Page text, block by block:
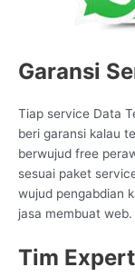
Garansi
Tiap service Data
beri garansi kalau
berwujud free
sesuai paket
wujud pengabdian
jasa membuat web.
Tim Expert